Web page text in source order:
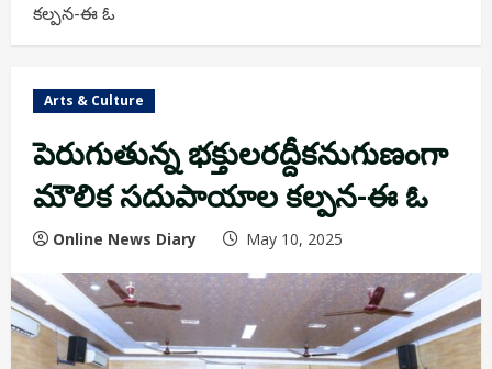
కల్పన-ఈ ఓ
Arts & Culture
పెరుగుతున్న భక్తులరద్దీకనుగుణంగా
మౌలిక సదుపాయాల కల్పన-ఈ ఓ
Online News Diary May 10, 2025